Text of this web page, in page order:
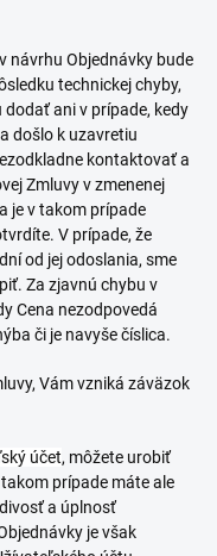
návrhu Objednávky bude
technickej chyby,
dodať ani v prípade, kedy
došlo k uzavretiu
kontaktovať a
Zmluvy v zmenenej
je v takom prípade
V prípade, že
od jej odoslania, sme
Za zjavnú chybu v
Cena nezodpovedá
či je navyše číslica.
Vám vzniká záväzok
účet, môžete urobiť
prípade máte ale
a úplnosť
je však